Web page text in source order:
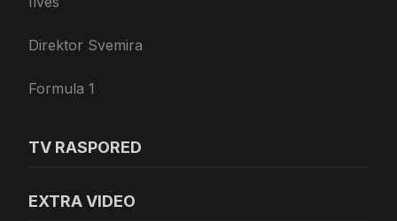
Direktor Svemira
Formula 1
TV RASPORED
EXTRA VIDEO